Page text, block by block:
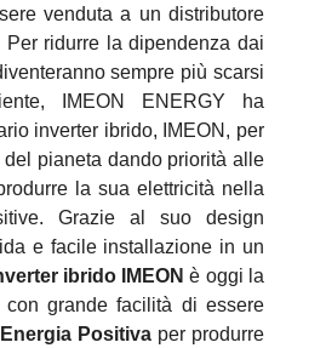
venduta a un distributore
ridurre la dipendenza dai
sempre più scarsi
IMEON ENERGY ha
inverter ibrido, IMEON, per
pianeta dando priorità alle
la sua elettricità nella
Grazie al suo design
e facile installazione in un
ibrido IMEON è oggi la
con grande facilità di essere
Positivaper produrre